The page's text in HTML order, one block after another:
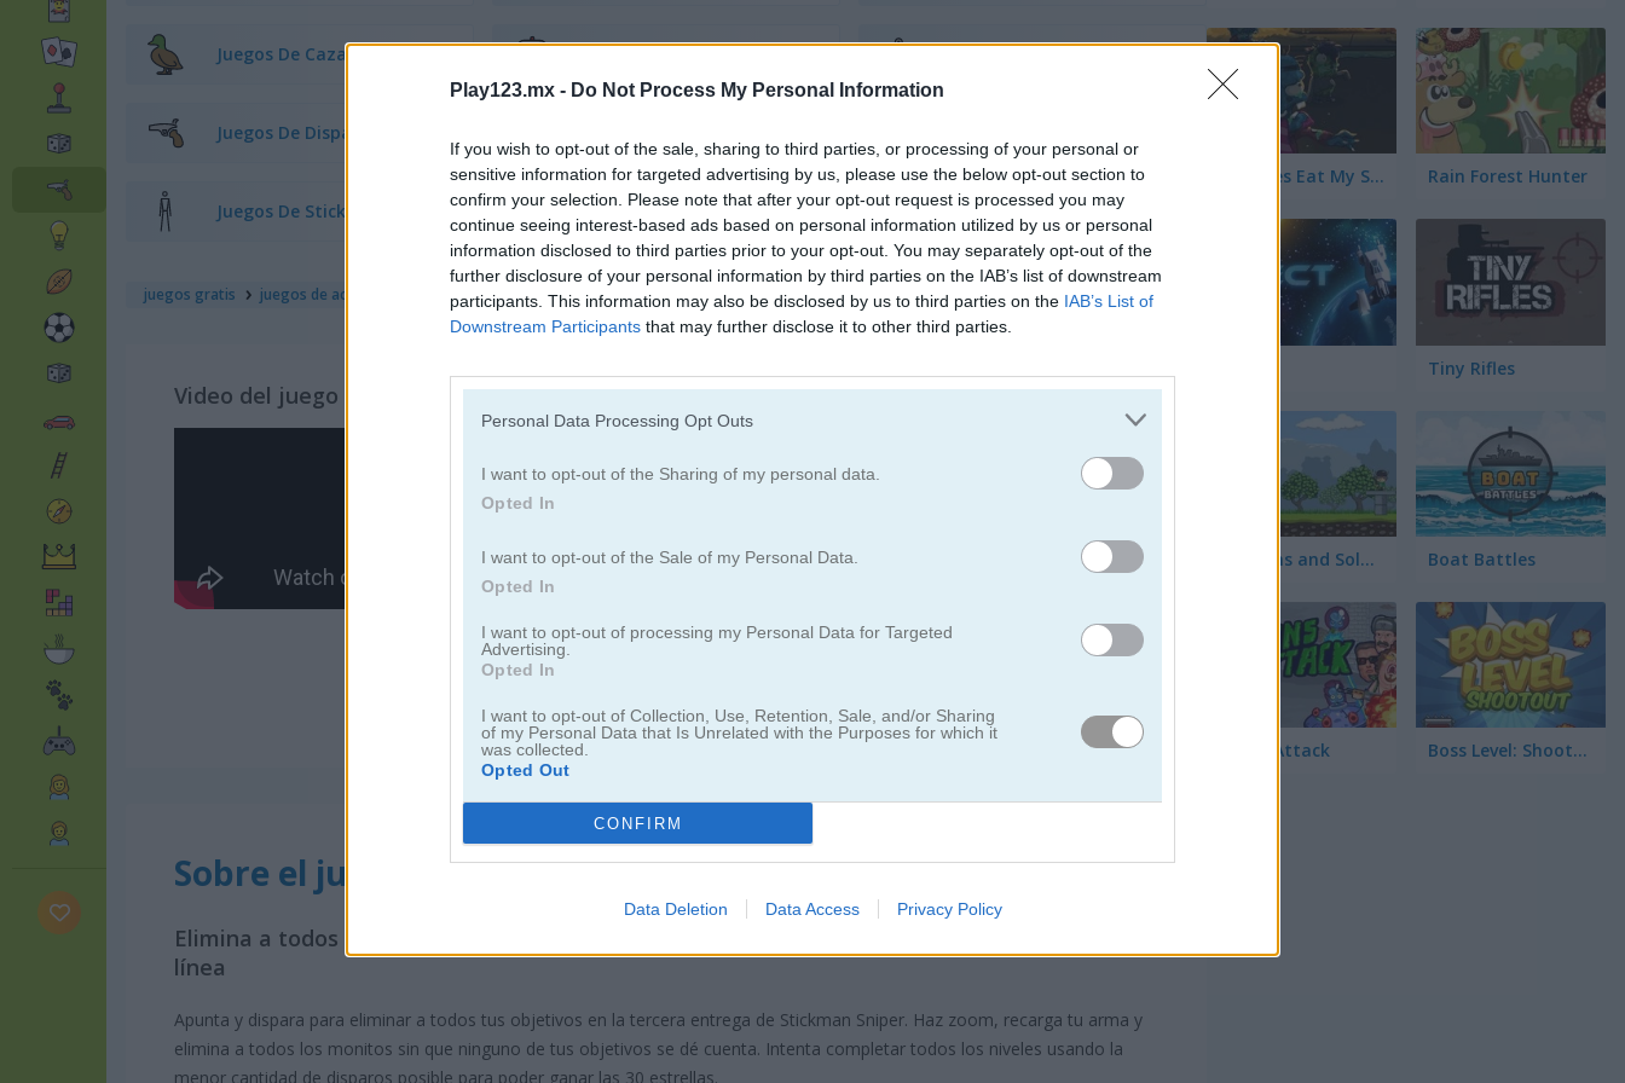
Play123.mx - Do Not Process My Personal Information
If you wish to opt-out of the sale, sharing to third parties, or processing of your personal or
sensitive information for targeted advertising by us, please use the below opt-out section to
confirm your selection. Please note that after your opt-out request is processed you may
continue seeing interest-based ads based on personal information utilized by us or personal
information disclosed to third parties prior to your opt-out. You may separately opt-out of the
further disclosure of your personal information by third parties on the IAB’s list of downstream
participants. This information may also be disclosed by us to third parties on the IAB’s List of
Downstream Participants that may further disclose it to other third parties.
Personal Data Processing Opt Outs
I want to opt-out of the Sharing of my personal data.
Opted In
I want to opt-out of the Sale of my Personal Data.
Opted In
I want to opt-out of processing my Personal Data for Targeted
Advertising.
Opted In
I want to opt-out of Collection, Use, Retention, Sale, and/or Sharing
of my Personal Data that Is Unrelated with the Purposes for which it
was collected.
Opted Out
CONFIRM
Data Deletion Data Access Privacy Policy
Juegos De Caza Juegos De Robots Juegos De Barcos
Juegos De Disparos
Juegos De Stickman Juegos De Tanques Juegos De Zombies
juegos gratis juegos de acción stickman sniper 3
Video del juego Cómo jugar Stickman Sniper 3
Sobre el juego Stickman Sniper 3
Elimina a todos tus objetivos en este divertido juego de francotirador stickman en
línea
Apunta y dispara para eliminar a todos tus objetivos en la tercera entrega de Stickman Sniper. Haz zoom, recarga tu arma y
elimina a todos los monitos sin que ninguno de tus objetivos se dé cuenta. Intenta completar todos los niveles usando la
menor cantidad de disparos posible para poder ganar las 30 estrellas.
Zombies Eat My Stocking Rain Forest Hunter
Tiny Rifles
Cannons and Soldiers: Mountain Offense Boat Battles
Aliens Attack Boss Level: Shootout